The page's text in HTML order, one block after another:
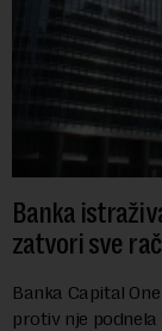
Banka
zatvori sve
Banka Capital
protiv nje